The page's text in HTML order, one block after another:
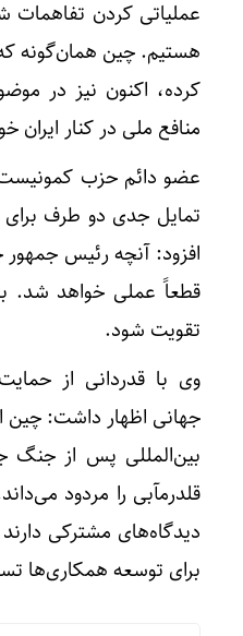
عملیاتی کردن
هستیم. چین همان‌گونه
کرده، اکنون نیز در
منافع ملی در کنار ایران
عضو دائم حزب
تمایل جدی دو طرف
افزود: آنچه رئیس جمهور
قطعاً عملی خواهد شد.
تقویت شود.
وی با قدردانی از
جهانی اظهار داشت: چین
بین‌المللی پس از جنگ
قلدرمآبی را مردود
دیدگاه‌های مشترکی
برای توسعه همکاری‌ها